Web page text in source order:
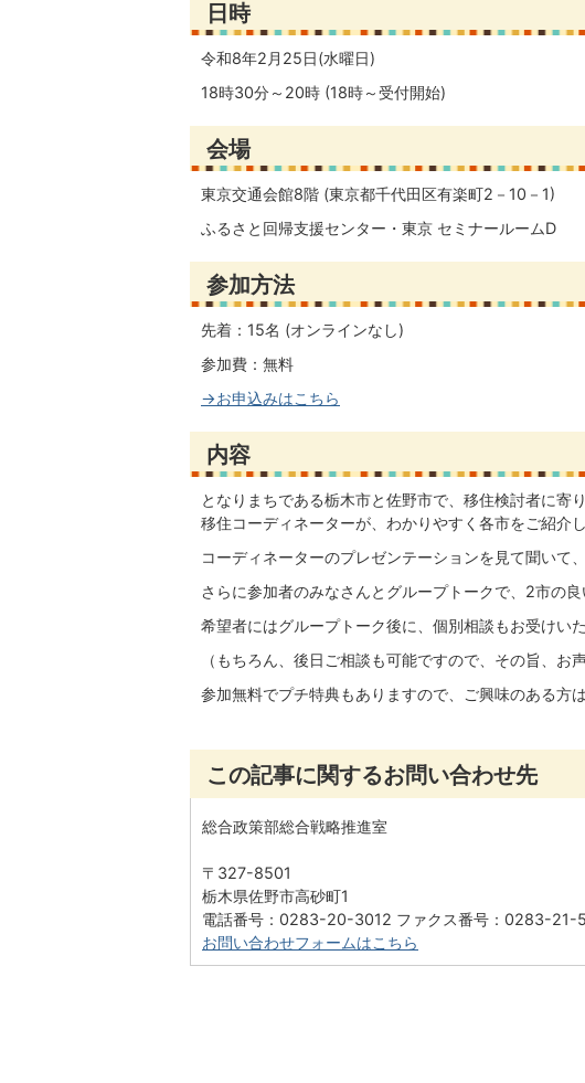
日時
令和8年2月25日(水曜日)
18時30分～20時 (18時～受付開始)
会場
東京交通会館8階 (東京都千代田区有楽町2－10－1)
ふるさと回帰支援センター・東京 セミナールームD
参加方法
先着：15名 (オンラインなし)
参加費：無料
→お申込みはこちら
内容
となりまちである栃木市と佐野市で、移住検討者に
移住コーディネーターが、わかりやすく各市をご紹介
コーディネーターのプレゼンテーションを見て聞いて
さらに参加者のみなさんとグループトークで、2市の
希望者にはグループトーク後に、個別相談もお受けいた
（もちろん、後日ご相談も可能ですので、その旨、お
参加無料でプチ特典もありますので、ご興味のある方
この記事に関するお問い合わせ先
総合政策部総合戦略推進室
〒327-8501
栃木県佐野市高砂町1
電話番号：0283-20-3012 ファクス番号：0283-21-
お問い合わせフォームはこちら